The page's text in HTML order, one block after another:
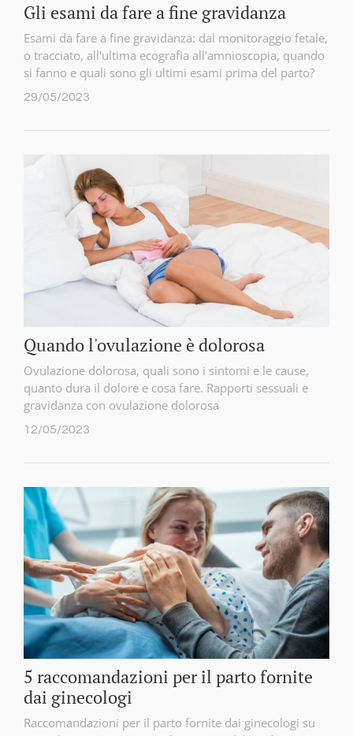
Gli esami da fare a fine gravidanza
Esami da fare a fine gravidanza: dal monitoraggio fetale,
o tracciato, all'ultima ecografia all'amnioscopia, quando
si fanno e quali sono gli ultimi esami prima del parto?
29/05/2023
Quando l'ovulazione è dolorosa
Ovulazione dolorosa, quali sono i sintomi e le cause,
quanto dura il dolore e cosa fare. Rapporti sessuali e
gravidanza con ovulazione dolorosa
12/05/2023
5 raccomandazioni per il parto fornite
dai ginecologi
Raccomandazioni per il parto fornite dai ginecologi su